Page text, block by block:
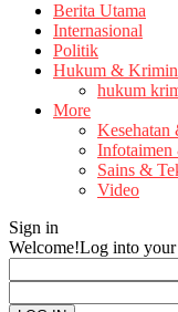
Berita Utama
Internasional
Politik
Hukum &
hukum
More
Sains &
Video
Sign in
Welcome!Log into your